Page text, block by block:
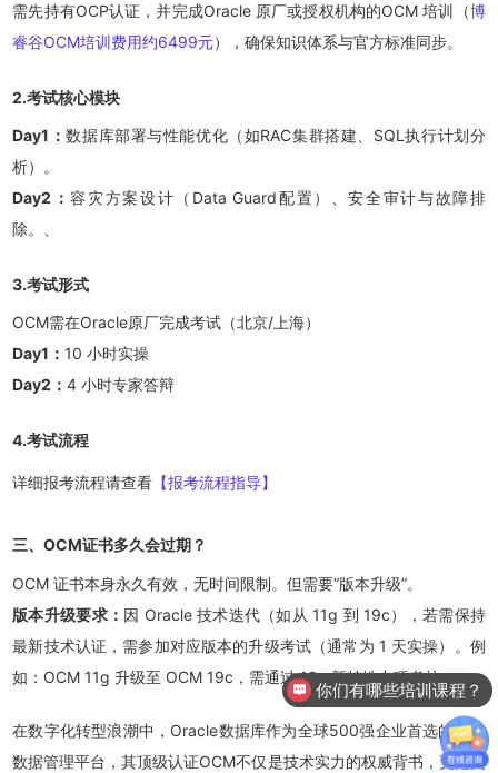
需先持有OCP认证，并完成Oracle 原厂或授权机构的OCM 培训（博
睿谷OCM培训费用约6499元），确保知识体系与官方标准同步。
2.考试核心模块
Day1：数据库部署与性能优化（如RAC集群搭建、SQL执行计划分
析）。
Day2：容灾方案设计（Data Guard配置）、安全审计与故障排
除。、
3.考试形式
OCM需在Oracle原厂完成考试（北京/上海）
Day1： 10 小时实操
Day2：4 小时专家答辩
4.考试流程
详细报考流程请查看 【报考流程指导】
三、OCM证书多久会过期？
OCM 证书本身永久有效，无时间限制。但需要“版本升级”。
版本升级要求： 因 Oracle 技术迭代（如从 11g 到 19c），若需保持
最新技术认证，需参加对应版本的升级考试（通常为 1 天实操）。例
如：OCM 11g 升级至 OCM 19c，需通过 19c 新特性专项考核。
在数字化转型浪潮中，Oracle数据库作为全球500强企业首选的核心
数据管理平台，其顶级认证OCM不仅是技术实力的权威背书，更是突
你们有哪些培训课程？